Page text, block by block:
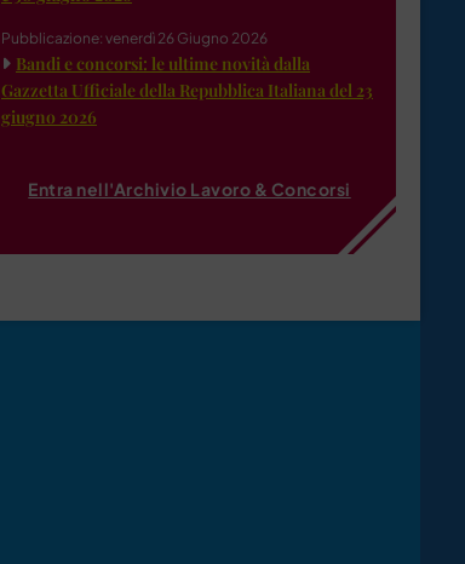
Pubblicazione: venerdì 26 Giugno 2026
Bandi e concorsi: le ultime novità dalla
Gazzetta Ufficiale della Repubblica Italiana del 23
giugno 2026
Entra nell'Archivio Lavoro & Concorsi